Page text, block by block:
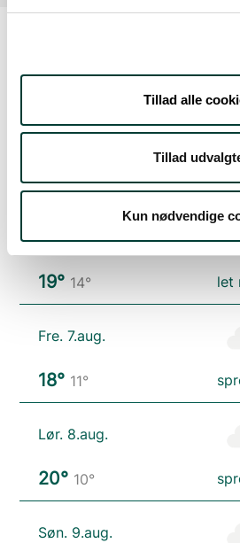
Tillad alle
Tillad
Kun nødvendige
Vejrudsigt
Ons. 5.aug.
23°17°
Tors. 6.aug.
19° 14° let
Fre. 7.aug.
18° 11°
Lør. 8.aug.
20° 10°
Søn. 9.aug.